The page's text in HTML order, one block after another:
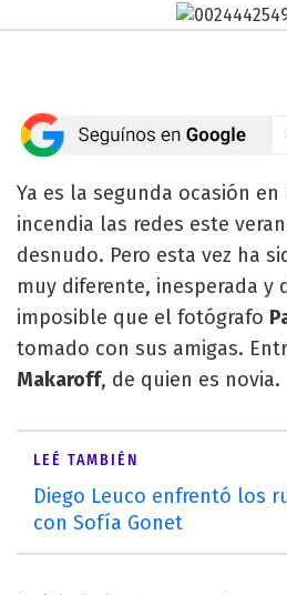
Ya es la segunda ocasión en
incendia las redes este
desnudo. Pero esta vez ha
muy diferente, inesperada y
imposible que el fotógrafo
tomado con sus amigas.
Makaroff, de quien es novia.
LEÉ TAMBIÉN
Diego Leuco enfrentó los
con Sofía Gonet